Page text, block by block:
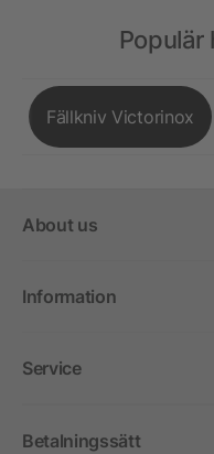
Populär
Fällkniv Victorinox
About us
Information
Service
Betalningssätt